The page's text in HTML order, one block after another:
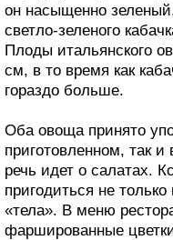
он насыщенно
светло-зеленого
Плоды итальянского
см, в то время как
гораздо больше.
Оба овоща принято
приготовленном, так
речь идет о салатах.
пригодиться не
«тела». В меню
фаршированные